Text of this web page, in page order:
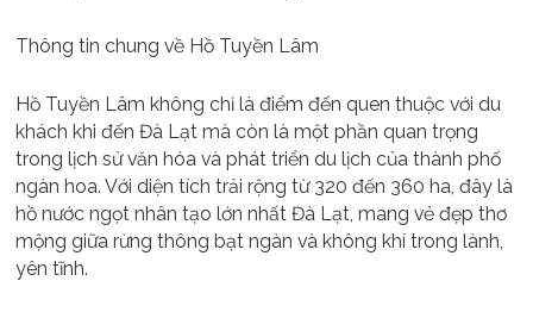
Thông tin chung về Hồ Tuyền Lâm
Hồ Tuyền Lâm không chỉ là điểm đến quen thuộc với du
khách khi đến Đà Lạt mà còn là một phần quan trọng
trong lịch sử văn hóa và phát triển du lịch của thành phố
ngàn hoa. Với diện tích trải rộng từ 320 đến 360 ha, đây là
hồ nước ngọt nhân tạo lớn nhất Đà Lạt, mang vẻ đẹp thơ
mộng giữa rừng thông bạt ngàn và không khí trong lành,
yên tĩnh.